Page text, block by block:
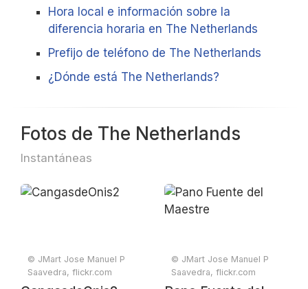
Hora local e información sobre la
diferencia horaria en The Netherlands
Prefijo de teléfono de The Netherlands
¿Dónde está The Netherlands?
Fotos de The Netherlands
Instantáneas
© JMart Jose Manuel P
Saavedra, flickr.com
© JMart Jose Manuel P
Saavedra, flickr.com